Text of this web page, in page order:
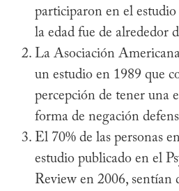
participaron en el
la edad fue de alrededor
La Asociación
un estudio en 1989 que
percepción de tener una
forma de negación
El 70% de las personas
estudio publicado en el
Review en 2006, sentían